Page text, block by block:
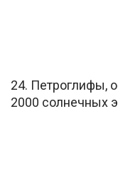
24. Петроглифы,
2000 солнечных